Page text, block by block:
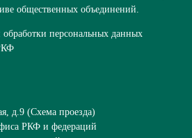
общественных объединений.
персональных данных
д.9 (Схема проезда)
РКФ и федераций